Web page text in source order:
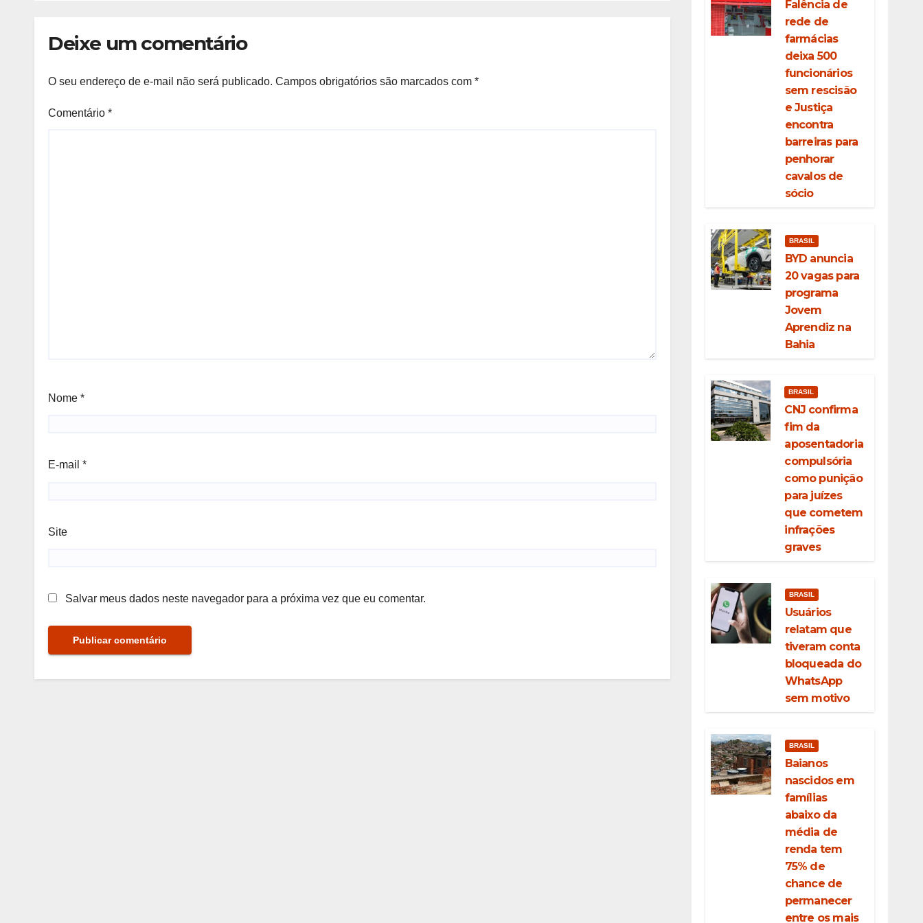
Deixe um comentário
O seu endereço de e-mail não será publicado. Campos obrigatórios são marcados com *
Comentário *
Nome *
E-mail *
Site
Salvar meus dados neste navegador para a próxima vez que eu comentar.
Falência de
rede de
farmácias
deixa 500
funcionários
sem rescisão
e Justiça
encontra
barreiras para
penhorar
cavalos de
sócio
BRASIL
BYD anuncia
20 vagas para
programa
Jovem
Aprendiz na
Bahia
BRASIL
CNJ confirma
fim da
aposentadoria
compulsória
como punição
para juízes
que cometem
infrações
graves
BRASIL
Usuários
relatam que
tiveram conta
bloqueada do
WhatsApp
sem motivo
BRASIL
Baianos
nascidos em
famílias
abaixo da
média de
renda tem
75% de
chance de
permanecer
entre os mais